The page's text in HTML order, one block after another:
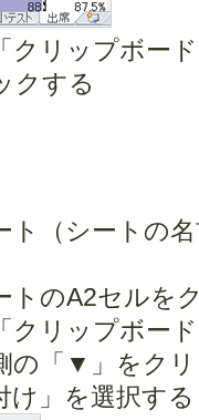
クリップボー
クする
ト（シートの
トのA2セルを
クリップボー
の「▼」をク
け」を選択する